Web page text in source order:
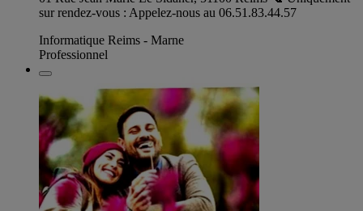
sur rendez-vous : Appelez-nous au 06.51.83.44.57
Informatique Reims - Marne
Professionnel